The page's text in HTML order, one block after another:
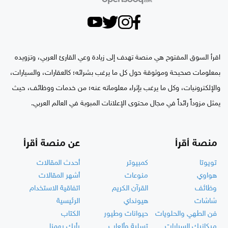
اقرأ السوق المفتوح هي منصة تهدف إلى زيادة وعي القارئ العربي، وتزويده
بمعلومات صحيحة وموثوقة حول كل ما يرغب بشرائه؛ كالعقارات، والسيارات،
والإلكترونيات، وكل ما يرغب بإثراء معلوماته عنه؛ من خدمات ووظائف، حيث
يمثل مزوداً رائداً في مجال محتوى الإعلانات المبوبة في العالم العربي.
منصة أقرأ
تويوتا
كمبيوتر
هواوي
منوعات
وظائف
القرآن الكريم
شاشات
هيونداي
فن الطهي والحلويات
حيوانات وطيور
عن منصة أقرأ
أحدث المقالات
أشهر المقالات
اتفاقية الاستخدام
الرئيسية
الكتاب